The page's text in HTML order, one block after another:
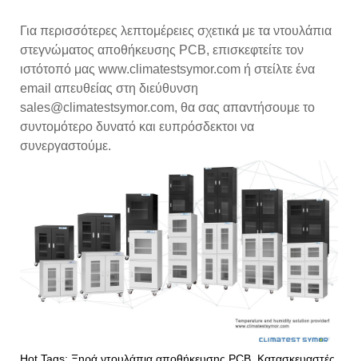
Για περισσότερες λεπτομέρειες σχετικά με τα ντουλάπια
στεγνώματος αποθήκευσης PCB, επισκεφτείτε τον
ιστότοπό μας www.climatestsymor.com ή στείλτε ένα
email απευθείας στη διεύθυνση
sales@climatestsymor.com, θα σας απαντήσουμε το
συντομότερο δυνατό και ευπρόσδεκτοι να
συνεργαστούμε.
Hot Tags: Ξηρά ντουλάπια αποθήκευσης PCB, Κατασκευαστές,